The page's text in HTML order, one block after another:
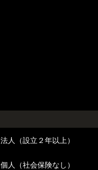
法人（設立２年以上）
個人（社会保険なし）